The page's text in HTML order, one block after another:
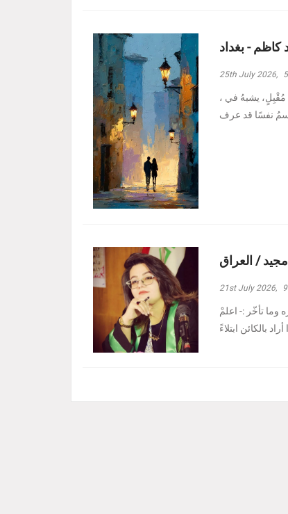
كاظم - بغداد
25th July 2026,
، وأدنيتُهم رغمَ الظروفِ الأصعبِ هبة حامد كاظم - بغداد مرَّ بدربي كلُّ حزنٍ مُقْبِلٍ، يشبهُ في
/ العراق
21st July 2026,
وما تأخّر :- ‏اعلمْ